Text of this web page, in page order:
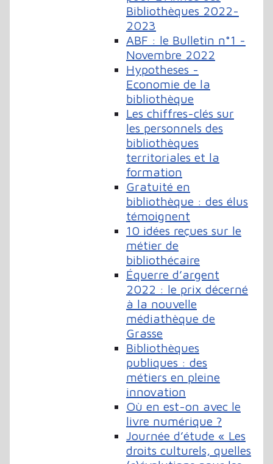
Bibliothèques 2022-
2023
ABF : le Bulletin n°1 -
Novembre 2022
Hypotheses -
Economie de la
bibliothèque
Les chiffres-clés sur
les personnels des
bibliothèques
territoriales et la
formation
Gratuité en
bibliothèque : des élus
témoignent
10 idées reçues sur le
métier de
bibliothécaire
Équerre d’argent
2022 : le prix décerné
à la nouvelle
médiathèque de
Grasse
Bibliothèques
publiques : des
métiers en pleine
innovation
Où en est-on avec le
livre numérique ?
Journée d’étude « Les
droits culturels, quelles